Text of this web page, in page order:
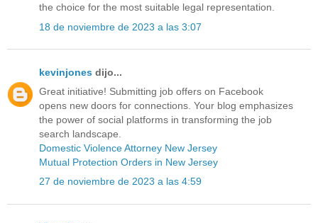
the choice for the most suitable legal representation.
18 de noviembre de 2023 a las 3:07
kevinjones dijo...
Great initiative! Submitting job offers on Facebook
opens new doors for connections. Your blog emphasizes
the power of social platforms in transforming the job
search landscape.
Domestic Violence Attorney New Jersey
Mutual Protection Orders in New Jersey
27 de noviembre de 2023 a las 4:59